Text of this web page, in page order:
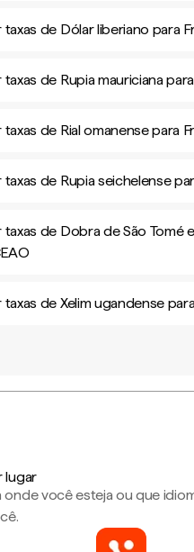
taxas de Dólar liberiano para
taxas de Rupia mauriciana
taxas de Rial omanense para
taxas de Rupia seichelense
taxas de Dobra de São Tomé
taxas de Xelim ugandense
lugar
onde você esteja ou que